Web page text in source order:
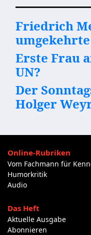
Friedrich
Erste Frau
UN?
Der
Holger
Online-Rubriken
Vom Fachmann für
Humorkritik
Audio
Das Heft
Aktuelle Ausgabe
Abonnieren